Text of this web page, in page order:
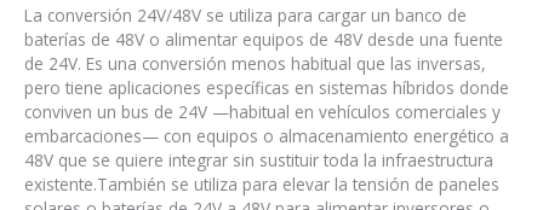
La conversión 24V/48V se utiliza para cargar un banco de
baterías de 48V o alimentar equipos de 48V desde una fuente
de 24V. Es una conversión menos habitual que las inversas,
pero tiene aplicaciones específicas en sistemas híbridos donde
conviven un bus de 24V —habitual en vehículos comerciales y
embarcaciones— con equipos o almacenamiento energético a
48V que se quiere integrar sin sustituir toda la infraestructura
existente.También se utiliza para elevar la tensión de paneles